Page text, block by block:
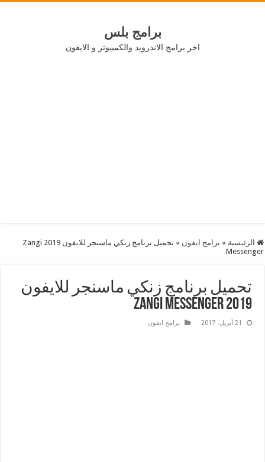
برامج بلس
اخر برامج الاندرويد والكمبيوتر و الايفون
الرئيسية » برامج ايفون »
تحميل برنامج زنكي ماسنجر للايفون 2019 Zangi
Messenger
تحميل برنامج زنكي ماسنجر للايفون
2019 Zangi Messenger
21 أبريل، 2017 برامج ايفون